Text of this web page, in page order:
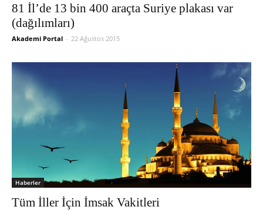
81 İl’de 13 bin 400 araçta Suriye plakası var
(dağılımları)
Akademi Portal - 22 Ağustos 2015
Haberler
Tüm İller İçin İmsak Vakitleri